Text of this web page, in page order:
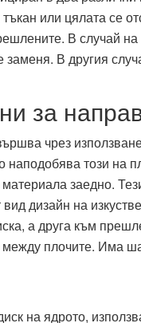
или цялата се
В случай
заменя. В другия
за
чрез
наподобява този на
заедно.
дизайн на
а друга към
плочите. Има
на ядрото,